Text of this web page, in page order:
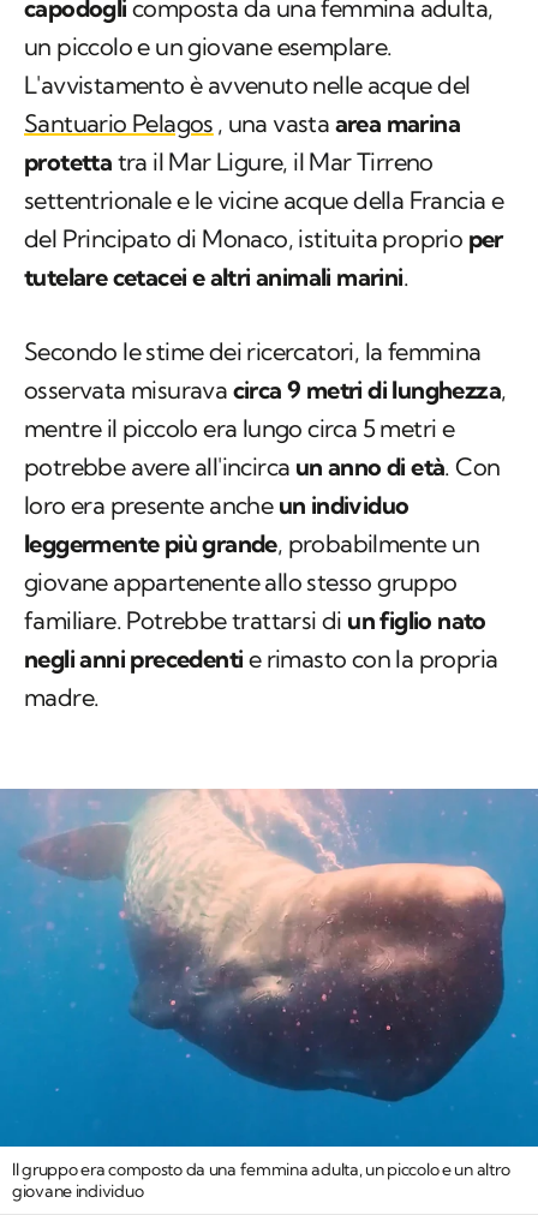
capodogli composta da una femmina adulta,
un piccolo e un giovane esemplare.
L'avvistamento è avvenuto nelle acque del
Santuario Pelagos , una vasta area marina
protetta tra il Mar Ligure, il Mar Tirreno
settentrionale e le vicine acque della Francia e
del Principato di Monaco, istituita proprio per
tutelare cetacei e altri animali marini.
Secondo le stime dei ricercatori, la femmina
osservata misurava circa 9 metri di lunghezza,
mentre il piccolo era lungo circa 5 metri e
potrebbe avere all'incirca un anno di età. Con
loro era presente anche un individuo
leggermente più grande, probabilmente un
giovane appartenente allo stesso gruppo
familiare. Potrebbe trattarsi di un figlio nato
negli anni precedenti e rimasto con la propria
madre.
Il gruppo era composto da una femmina adulta, un piccolo e un altro
giovane individuo